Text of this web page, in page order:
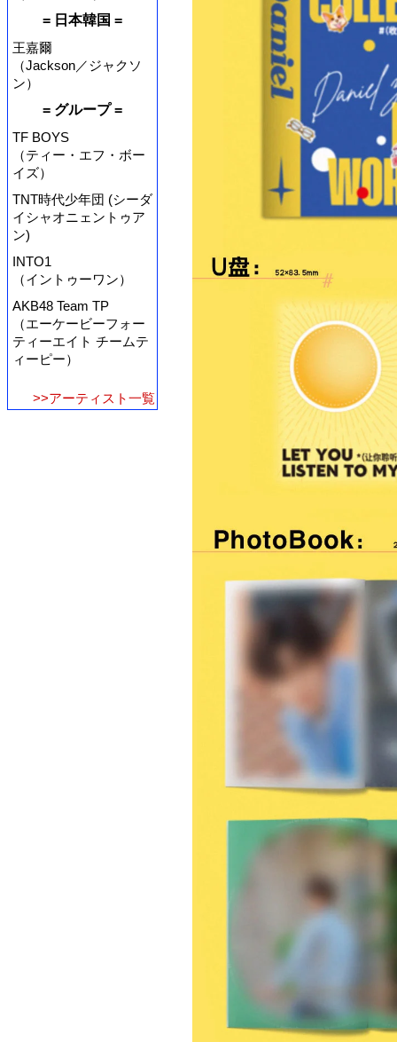
= 日本韓国 =
王嘉爾
（Jackson／ジャクソ
ン）
= グループ =
TF BOYS
（ティー・エフ・ボー
イズ）
TNT時代少年団 (シーダ
イシャオニェントゥア
ン)
INTO1
（イントゥーワン）
AKB48 Team TP
（エーケービーフォー
ティーエイト チームテ
ィーピー）
>>アーティスト一覧